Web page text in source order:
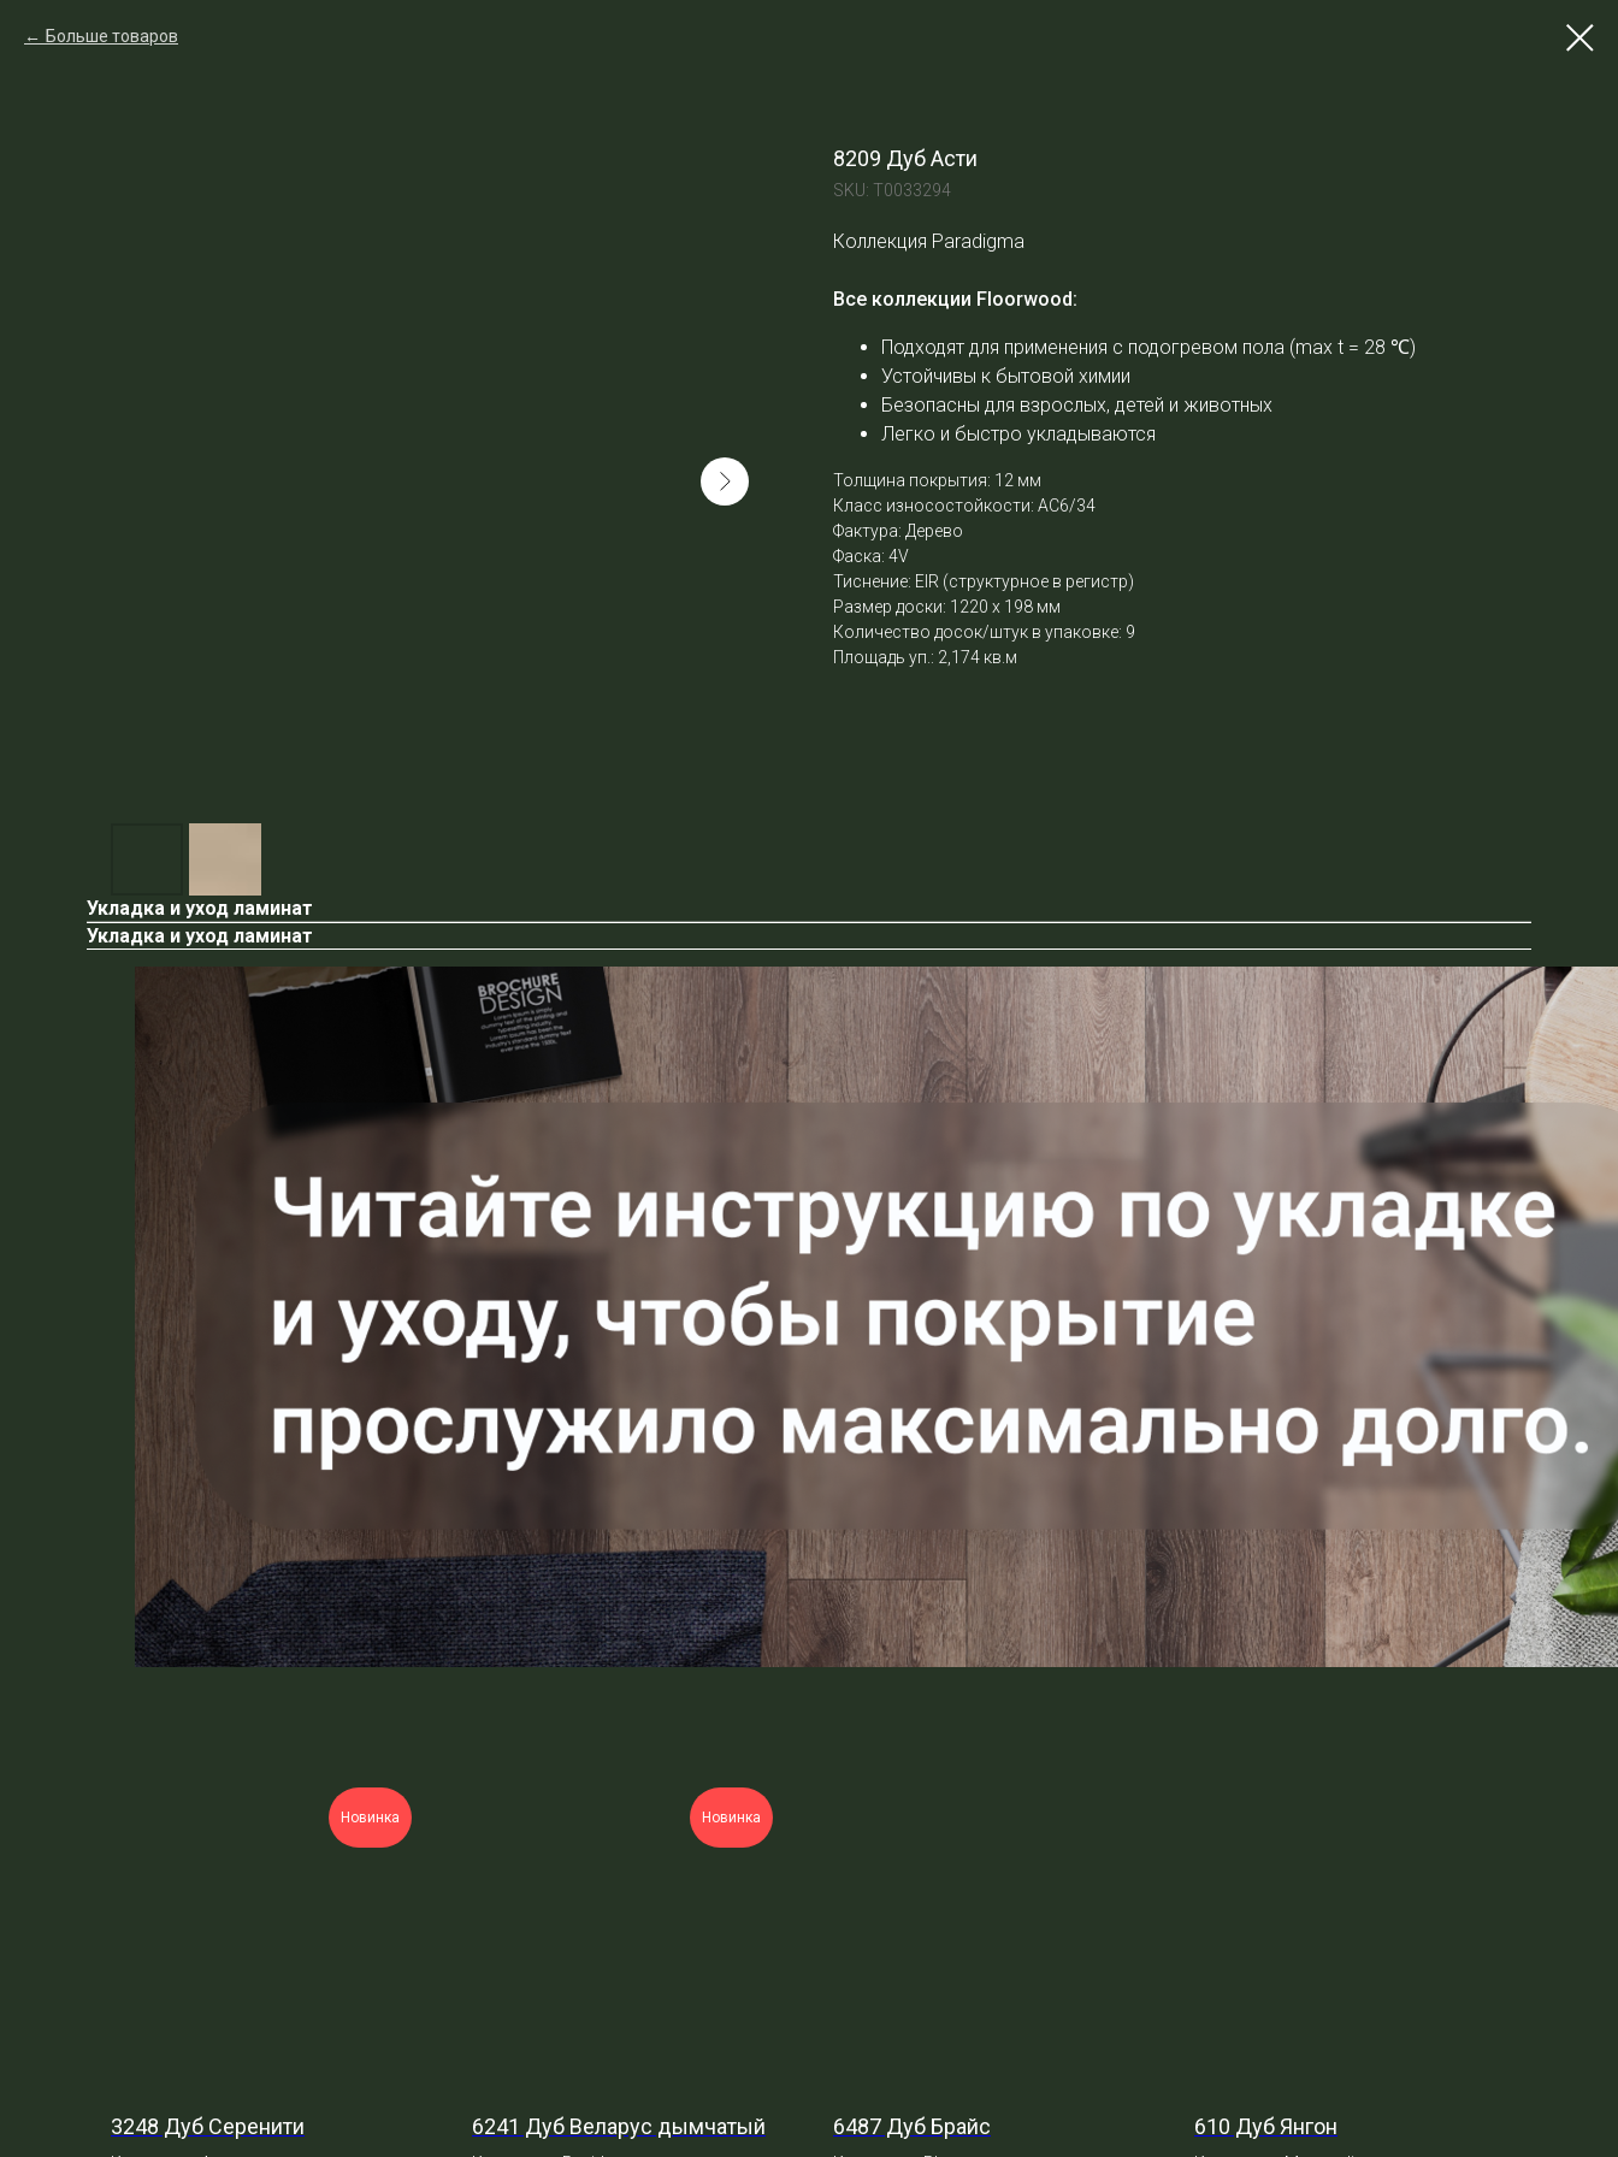
Больше товаров
8209 Дуб Асти
SKU: Т0033294
Коллекция Paradigma
Все коллекции Floorwood:
Подходят для применения с подогревом пола (max t = 28 ℃)
Устойчивы к бытовой химии
Безопасны для взрослых, детей и животных
Легко и быстро укладываются
Толщина покрытия: 12 мм
Класс износостойкости: АС6/34
Фактура: Дерево
Фаска: 4V
Тиснение: EIR (структурное в регистр)
Размер доски: 1220 х 198 мм
Количество досок/штук в упаковке: 9
Площадь уп.: 2,174 кв.м
Укладка и уход ламинат
Укладка и уход ламинат
Новинка
3248 Дуб Серенити
Новинка
6241 Дуб Веларус дымчатый 6487 Дуб Брайс 610 Дуб Янгон